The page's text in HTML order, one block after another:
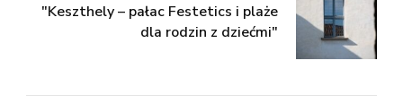
"Keszthely – pałac Festetics i plaże
dla rodzin z dziećmi"